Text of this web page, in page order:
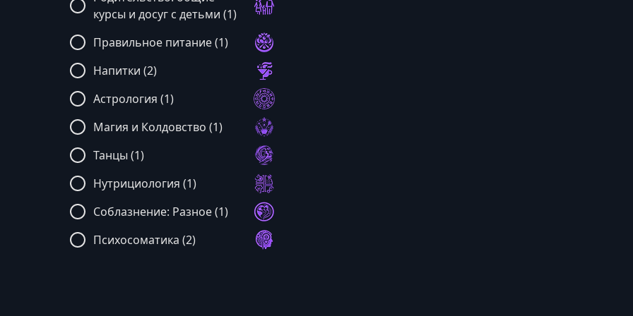
курсы и досуг с детьми (1)
Правильное питание (1)
Напитки (2)
Астрология (1)
Магия и Колдовство (1)
Танцы (1)
Нутрициология (1)
Соблазнение: Разное (1)
Психосоматика (2)